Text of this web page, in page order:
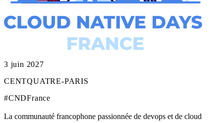
3 juin 2027
CENTQUATRE-PARIS
#CNDFrance
La communauté francophone passionnée de devops et de cloud